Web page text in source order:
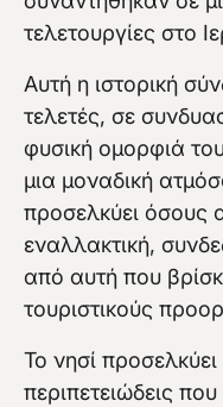
τελετουργίες στο
Αυτή η ιστορική
τελετές, σε
φυσική ομορφιά
μια μοναδική
προσελκύει όσους
εναλλακτική,
από αυτή που
τουριστικούς
Το νησί
περιπετειώδεις